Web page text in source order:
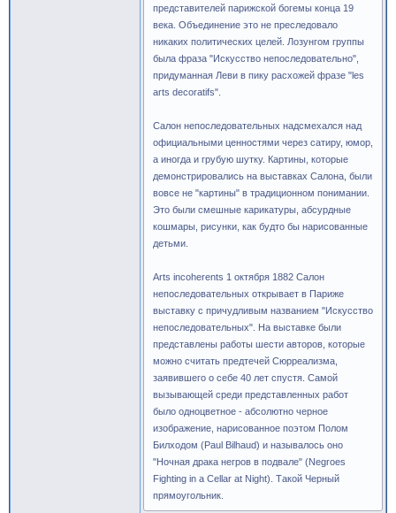
представителей парижской богемы конца 19
века. Объединение это не преследовало
никаких политических целей. Лозунгом группы
была фраза "Искусство непоследовательно",
придуманная Леви в пику расхожей фразе "les
arts decoratifs".
Салон непоследовательных надсмехался над
официальными ценностями через сатиру, юмор,
а иногда и грубую шутку. Картины, которые
демонстрировались на выставках Салона, были
вовсе не "картины" в традиционном понимании.
Это были смешные карикатуры, абсурдные
кошмары, рисунки, как будто бы нарисованные
детьми.
Arts incoherents 1 октября 1882 Салон
непоследовательных открывает в Париже
выставку с причудливым названием "Искусство
непоследовательных". На выставке были
представлены работы шести авторов, которые
можно считать предтечей Сюрреализма,
заявившего о себе 40 лет спустя. Самой
вызывающей среди представленных работ
было одноцветное - абсолютно черное
изображение, нарисованное поэтом Полом
Билходом (Paul Bilhaud) и называлось оно
"Ночная драка негров в подвале" (Negroes
Fighting in a Cellar at Night). Такой Черный
прямоугольник.